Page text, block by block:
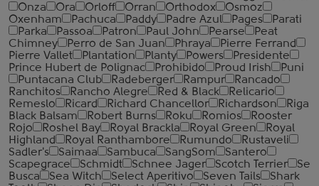
Onza
Ora Orloff Orran Orthodox
Osmoz
Oxenham
Pachuca Paddy Padre Azul Pages
Parati
Parka
Passoa Patron Paul John Pearse
Peat
Chimney
Perro de San Juan Phraya
Pierre Ferrand
Pierre Vallet
Plantation Planty Powers
Presidente
Prince Hubert de Polignac
Prohibido Proud Irish
Puni
Puntacana Club
Radeberger Rampur
Rancado
Ranchitos
Rancho Alegre Red & Black
Relicario
Remeslo
Ricard Richard Chancellor Richardson
Riga
Black Balsam
Robert Burns Roku Romios
Rooster
Rojo
Roshel Bay Royal Brackla Royal Green
Royal
Highland
Royal Ranthambore Rumundo
Rustaveli
Sadler's
Saimaa Sambuca SangSom
Santero
Scapegrace
Schmidt Schnee Jager Scotch Terrier
Se
Busca
Sea Witch Select Aperitivo Seven Tails
Shark